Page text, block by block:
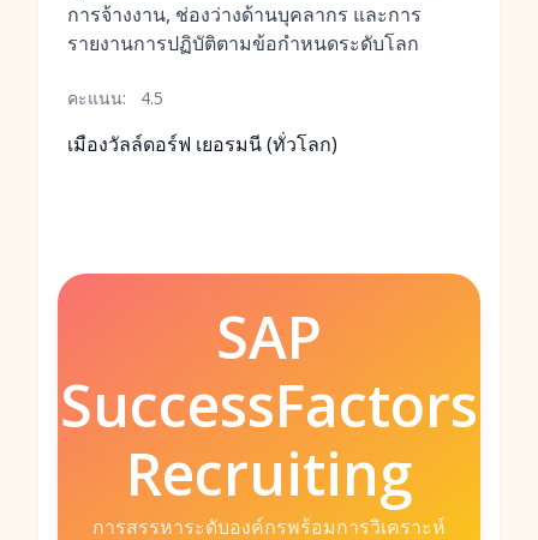
การจ้างงาน, ช่องว่างด้านบุคลากร และการ
รายงานการปฏิบัติตามข้อกำหนดระดับโลก
คะแนน: 4.5
เมืองวัลล์ดอร์ฟ เยอรมนี (ทั่วโลก)
SAP
SuccessFactors
Recruiting
การสรรหาระดับองค์กรพร้อมการวิเคราะห์